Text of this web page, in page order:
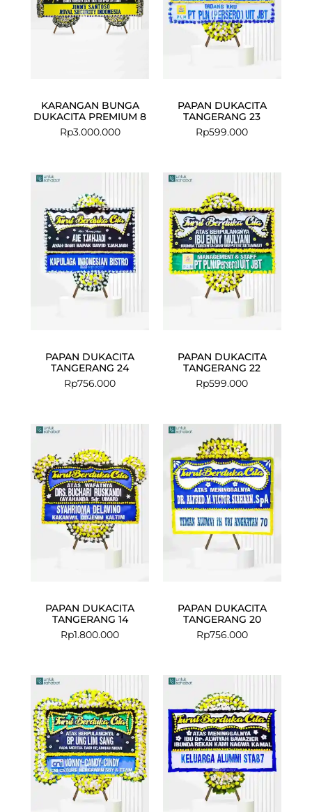
KARANGAN BUNGA
DUKACITA PREMIUM 8
Rp3.000.000
PAPAN DUKACITA
TANGERANG 23
Rp599.000
PAPAN DUKACITA
TANGERANG 24
Rp756.000
PAPAN DUKACITA
TANGERANG 22
Rp599.000
PAPAN DUKACITA
TANGERANG 14
Rp1.800.000
PAPAN DUKACITA
TANGERANG 20
Rp756.000